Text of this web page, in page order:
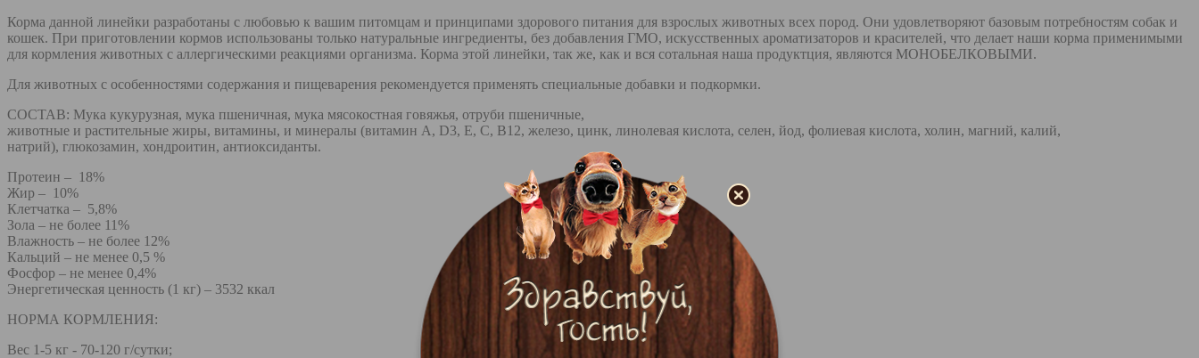
Корма данной линейки разработаны с любовью к вашим питомцам и принципами здорового питания для взрослых животных всех пород. Они удовлетворяют базовым потребностям собак и
кошек. При приготовлении кормов использованы только натуральные ингредиенты, без добавления ГМО, искусственных ароматизаторов и красителей, что делает наши корма применимыми
для кормления животных с аллергическими реакциями организма. Корма этой линейки, так же, как и вся сотальная наша продуктция, являются МОНОБЕЛКОВЫМИ.
Для животных с особенностями содержания и пищеварения рекомендуется применять специальные добавки и подкормки.
СОСТАВ: Мука кукурузная, мука пшеничная, мука мясокостная говяжья, отруби пшеничные,
животные и растительные жиры, витамины, и минералы (витамин А, D3, Е, С, В12, железо, цинк, линолевая кислота, селен, йод, фолиевая кислота, холин, магний, калий,
натрий), глюкозамин, хондроитин, антиоксиданты.
Протеин – 18%
Жир – 10%
Клетчатка – 5,8%
Зола – не более 11%
Влажность – не более 12%
Кальций – не менее 0,5 %
Фосфор – не менее 0,4%
Энергетическая ценность (1 кг) – 3532 ккал
НОРМА КОРМЛЕНИЯ:
Вес 1-5 кг - 70-120 г/сутки;